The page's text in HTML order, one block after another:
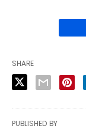
SHARE
PUBLISHED BY